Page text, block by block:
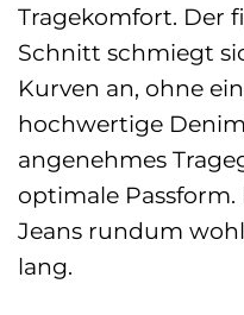
Tragekomfort. Der
Schnitt schmiegt
Kurven an, ohne
hochwertige
angenehmes
optimale
Jeans rundum
lang.